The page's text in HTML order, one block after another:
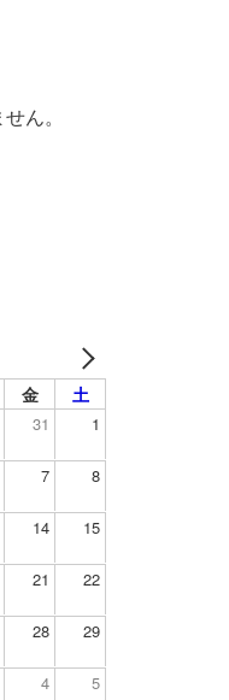
ん。
金 土
31 1
7 8
14 15
21 22
28 29
4 5